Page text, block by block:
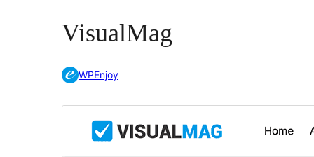
VisualMag
WPEnjoy